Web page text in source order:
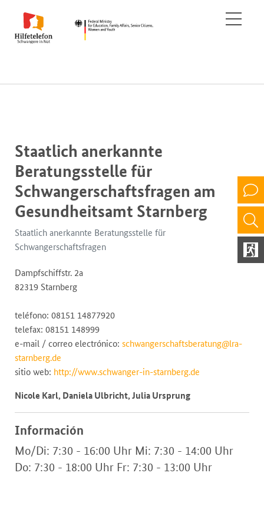
Staatlich anerkannte
Beratungsstelle für
Schwangerschaftsfragen am
Gesundheitsamt Starnberg
Staatlich anerkannte Beratungsstelle für
Schwangerschaftsfragen
Dampfschiffstr. 2a
82319 Starnberg
teléfono: 08151 14877920
telefax: 08151 148999
e-mail / correo electrónico: schwangerschaftsberatung@lra-
starnberg.de
sitio web: http://www.schwanger-in-starnberg.de
Nicole Karl, Daniela Ulbricht, Julia Ursprung
Información
Mo/Di: 7:30 - 16:00 Uhr Mi: 7:30 - 14:00 Uhr
Do: 7:30 - 18:00 Uhr Fr: 7:30 - 13:00 Uhr